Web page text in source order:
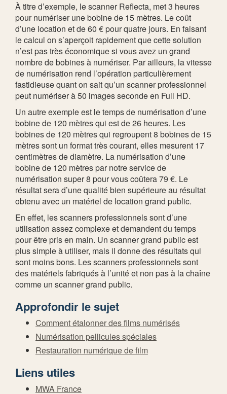
À titre d’exemple, le scanner Reflecta, met 3 heures
pour numériser une bobine de 15 mètres. Le coût
d’une location et de 60 € pour quatre jours. En faisant
le calcul on s’aperçoit rapidement que cette solution
n’est pas très économique si vous avez un grand
nombre de bobines à numériser. Par ailleurs, la vitesse
de numérisation rend l’opération particulièrement
fastidieuse quant on sait qu’un scanner professionnel
peut numériser à 50 images seconde en Full HD.
Un autre exemple est le temps de numérisation d’une
bobine de 120 mètres qui est de 26 heures. Les
bobines de 120 mètres qui regroupent 8 bobines de 15
mètres sont un format très courant, elles mesurent 17
centimètres de diamètre. La numérisation d’une
bobine de 120 mètres par notre service de
numérisation super 8 pour vous coûtera 79 €. Le
résultat sera d’une qualité bien supérieure au résultat
obtenu avec un matériel de location grand public.
En effet, les scanners professionnels sont d’une
utilisation assez complexe et demandent du temps
pour être pris en main. Un scanner grand public est
plus simple à utiliser, mais il donne des résultats qui
sont moins bons. Les scanners professionnels sont
des matériels fabriqués à l’unité et non pas à la chaîne
comme un scanner grand public.
Approfondir le sujet
Comment étalonner des films numérisés
Numérisation pellicules spéciales
Restauration numérique de film
Liens utiles
MWA France